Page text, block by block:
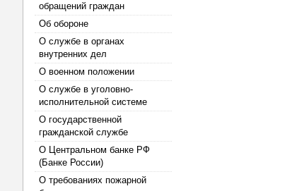
обращений граждан
Об обороне
О службе в органах
внутренних дел
О военном положении
О службе в уголовно-
исполнительной системе
О государственной
гражданской службе
О Центральном банке РФ
(Банке России)
О требованиях пожарной